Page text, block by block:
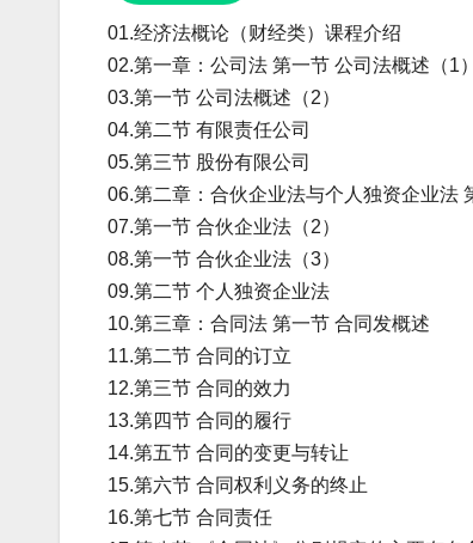
01.经济法概论（财经类）课程介绍
02.第一章：公司法 第一节 公司法概述（1）
03.第一节 公司法概述（2）
04.第二节 有限责任公司
05.第三节 股份有限公司
06.第二章：合伙企业法与个人独资企业法
07.第一节 合伙企业法（2）
08.第一节 合伙企业法（3）
09.第二节 个人独资企业法
10.第三章：合同法 第一节 合同发概述
11.第二节 合同的订立
12.第三节 合同的效力
13.第四节 合同的履行
14.第五节 合同的变更与转让
15.第六节 合同权利义务的终止
16.第七节 合同责任